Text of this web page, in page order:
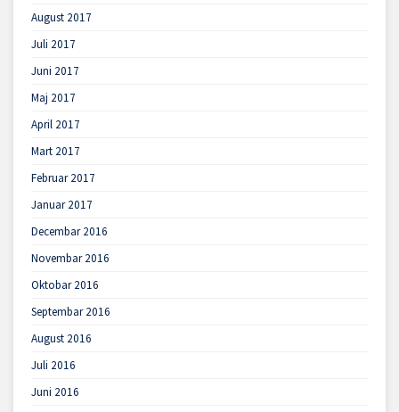
August 2017
Juli 2017
Juni 2017
Maj 2017
April 2017
Mart 2017
Februar 2017
Januar 2017
Decembar 2016
Novembar 2016
Oktobar 2016
Septembar 2016
August 2016
Juli 2016
Juni 2016